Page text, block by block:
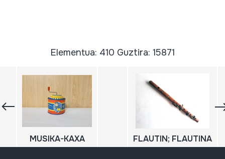
Elementua: 410 Guztira: 15871
MUSIKA-KAXA FLAUTIN; FLAUTINA